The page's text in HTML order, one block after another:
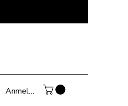
Anmelden